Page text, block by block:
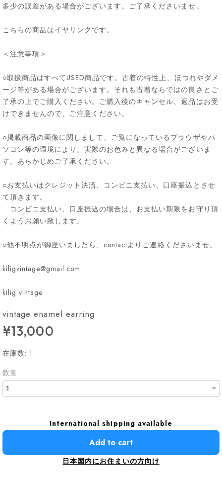
多少の誤差がある場合がございます。ご了承くださいませ。
こちらの商品はイヤリングです。
＜注意事項＞
○取扱商品はすべてUSED商品です。古着の特性上、ほつれやダメ
ージ等がある場合がございます。それも古着ならではの良さとご
了承の上でご購入ください。ご購入後のキャンセル、返品はお受
けできませんので、ご注意ください。
○掲載商品の画像に関しまして、ご覧になっているブラウザやパ
ソコン等の環境により、実際のお色みと異なる場合がございま
す。あらかじめご了承ください。
○お支払いはクレジット決済、コンビニ支払い、口座振込とさせ
て頂きます。
コンビニ支払い、口座振込の場合は、お支払い期限をお守り頂
くようお願い致します。
○他不明点が御座いましたら、contactよりご連絡くださいませ。
kiligvintage@gmail.com
kilig vintage
vintage enamel earring
¥13,000
在庫数: 1
数量
International shipping available
Add to cart
日本国内にお住まいの方向け